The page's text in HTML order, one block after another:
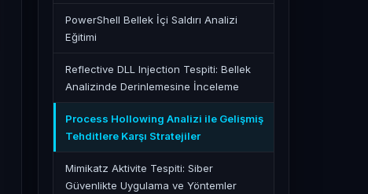
PowerShell Bellek İçi Saldırı Analizi
Eğitimi
Reflective DLL Injection Tespiti: Bellek
Analizinde Derinlemesine İnceleme
Process Hollowing Analizi ile Gelişmiş
Tehditlere Karşı Stratejiler
Mimikatz Aktivite Tespiti: Siber
Güvenlikte Uygulama ve Yöntemler